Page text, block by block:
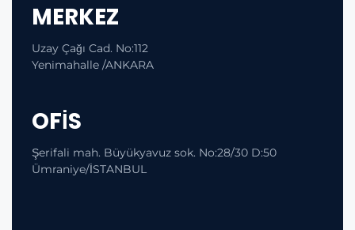
MERKEZ
Uzay Çağı Cad. No:112
Yenimahalle /ANKARA
OFİS
Şerifali mah. Büyükyavuz sok. No:28/30 D:50
Ümraniye/İSTANBUL